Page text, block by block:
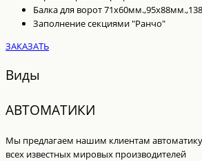
Балка для ворот
Заполнение секциями "Ранчо"
ЗАКАЗАТЬ
Виды
АВТОМАТИКИ
Мы предлагаем нашим клиентам
всех известных мировых производителей